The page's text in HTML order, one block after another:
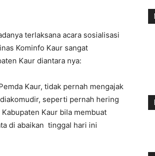
terlaksana acara sosialisasi
Kominfo Kaur sangat
Kaur diantara nya:
Kaur, tidak pernah mengajak
seperti pernah hering
Kaur bila membuat
di abaikan tinggal hari ini